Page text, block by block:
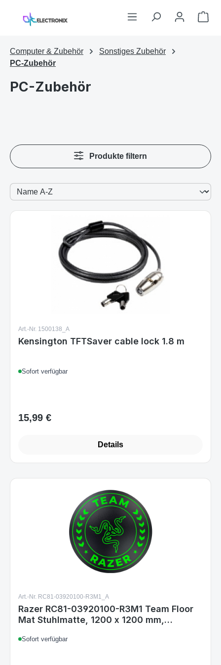
Zum Hauptinhalt springen
Computer & Zubehör
Sonstiges Zubehör
PC-Zubehör
PC-Zubehör
Produkte filtern
Art.-Nr. 1500138_A
Kensington TFTSaver cable lock 1.8 m
Sofort verfügbar
Regulärer Preis:
15,99 €
Details
Art.-Nr. RC81-03920100-R3M1_A
Razer RC81-03920100-R3M1 Team Floor
Mat Stuhlmatte, 1200 x 1200 mm,
Schwarz/Grün
Sofort verfügbar